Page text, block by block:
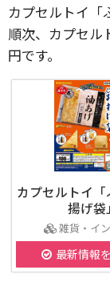
カプセルトイ「
順次、カプセル
円です。
カプセルトイ
揚げ袋」
雑貨・イ
最新情報